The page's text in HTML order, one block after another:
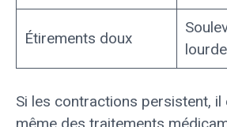
Étirements doux
Si les contractions persistent, il